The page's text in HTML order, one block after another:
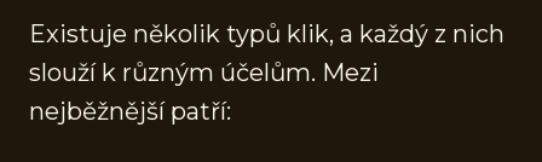
Existuje několik typů klik, a každý z nich
slouží k různým účelům. Mezi
nejběžnější patří: